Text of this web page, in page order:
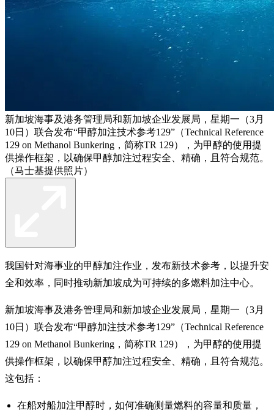
新加坡海事及港务管理局和新加坡企业发展局，星期一（3月
10日）联合发布“甲醇加注技术参考129”（Technical Reference
129 on Methanol Bunkering，简称TR 129），为甲醇的使用提
供操作框架，以确保甲醇加注过程安全、精确，且符合规范。
（马士基提供照片）
我国针对海事业的甲醇加注作业，发布新技术参考，以提升安
全和效率，同时推动新加坡成为可持续的多燃料加注中心。
新加坡海事及港务管理局和新加坡企业发展局，星期一（3月
10日）联合发布“甲醇加注技术参考129”（Technical Reference
129 on Methanol Bunkering，简称TR 129），为甲醇的使用提
供操作框架，以确保甲醇加注过程安全、精确，且符合规范。
这包括：
在船对船加注甲醇时，如何准确测量燃料的容量和质量，